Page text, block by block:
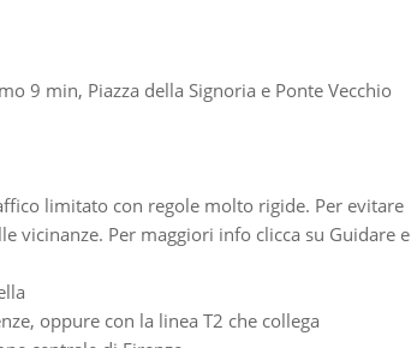
9 min, Piazza della Signoria e Ponte Vecchio
limitato con regole molto rigide. Per evitare
vicinanze. Per maggiori info clicca su Guidare e
oppure con la linea T2 che collega